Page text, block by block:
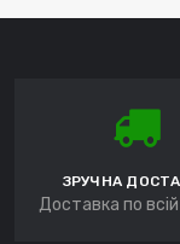
ЗРУЧНА
Доставка по всій